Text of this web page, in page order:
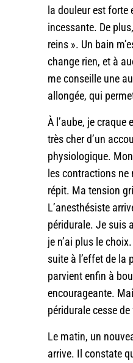
la douleur est forte
incessante. De
reins ». Un bain
change rien, et à
me conseille une
allongée, qui
À l’aube, je craque
très cher d’un
physiologique.
les contractions
répit. Ma tension
L’anesthésiste
péridurale. Je suis
je n’ai plus le
suite à l’effet de la
parvient enfin à
encourageante.
péridurale cesse
Le matin, un
arrive. Il constate